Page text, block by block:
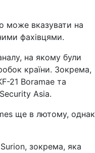
може вказувати на
фахівцями.
на якому були
країни. Зокрема,
21 Boramae та
Asia.
ще в лютому, однак
зокрема, яка